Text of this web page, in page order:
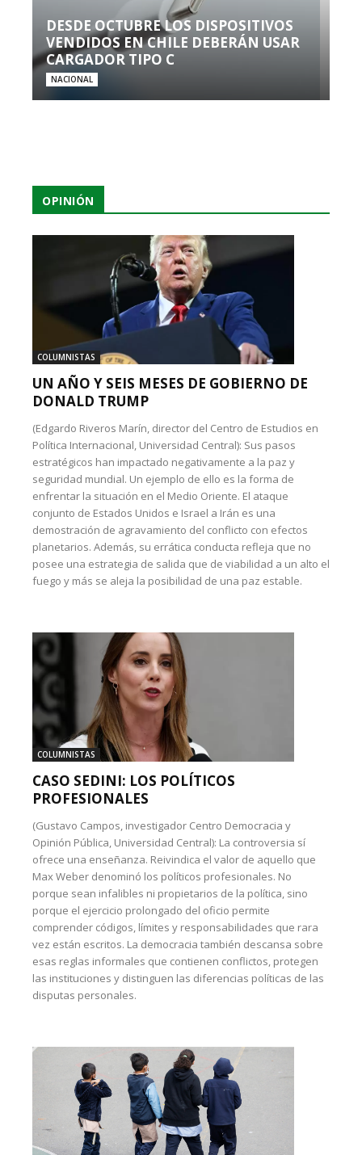
DESDE OCTUBRE LOS DISPOSITIVOS
VENDIDOS EN CHILE DEBERÁN USAR
CARGADOR TIPO C
NACIONAL
OPINIÓN
COLUMNISTAS
UN AÑO Y SEIS MESES DE GOBIERNO DE
DONALD TRUMP
(Edgardo Riveros Marín, director del Centro de Estudios en
Política Internacional, Universidad Central): Sus pasos
estratégicos han impactado negativamente a la paz y
seguridad mundial. Un ejemplo de ello es la forma de
enfrentar la situación en el Medio Oriente. El ataque
conjunto de Estados Unidos e Israel a Irán es una
demostración de agravamiento del conflicto con efectos
planetarios. Además, su errática conducta refleja que no
posee una estrategia de salida que de viabilidad a un alto el
fuego y más se aleja la posibilidad de una paz estable.
COLUMNISTAS
CASO SEDINI: LOS POLÍTICOS
PROFESIONALES
(Gustavo Campos, investigador Centro Democracia y
Opinión Pública, Universidad Central): La controversia sí
ofrece una enseñanza. Reivindica el valor de aquello que
Max Weber denominó los políticos profesionales. No
porque sean infalibles ni propietarios de la política, sino
porque el ejercicio prolongado del oficio permite
comprender códigos, límites y responsabilidades que rara
vez están escritos. La democracia también descansa sobre
esas reglas informales que contienen conflictos, protegen
las instituciones y distinguen las diferencias políticas de las
disputas personales.